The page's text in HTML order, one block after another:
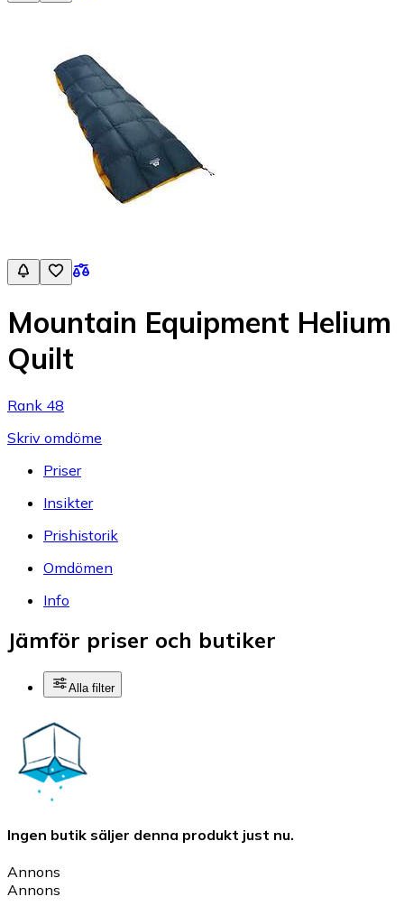
Mountain Equipment Helium
Quilt
Rank 48
Skriv omdöme
Priser
Insikter
Prishistorik
Omdömen
Info
Jämför priser och butiker
Alla filter
Ingen butik säljer denna produkt just nu.
Annons
Annons